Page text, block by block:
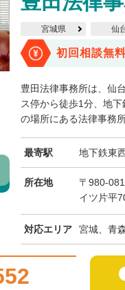
宮城県 仙
初回相談無
豊田法律事務所は、仙
ス停から徒歩1分、地
の場所にある法律事務
最寄駅 地下鉄東
所在地
〒980-
イツ片平
対応エリア 宮城、青